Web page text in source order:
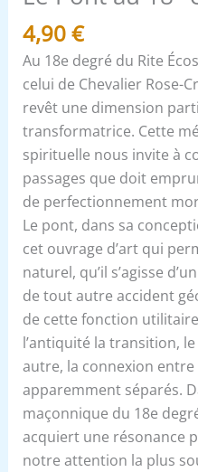
4,90€
Au 18e degré du Rite
celui de Chevalier Rose-
revêt une dimension
transformatrice. Cette
spirituelle nous invite à
passages que doit
de perfectionnement
Le pont, dans sa
cet ouvrage d’art qui
naturel, qu’il s’agisse
de tout autre accident
de cette fonction
l’antiquité la transition,
autre, la connexion
apparemment séparés.
maçonnique du 18e
acquiert une résonance
notre attention la plus